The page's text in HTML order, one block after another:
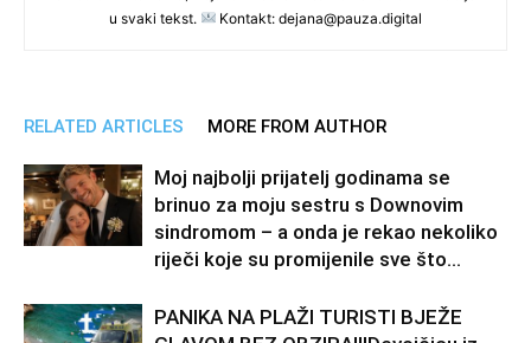
u svaki tekst.
Kontakt: dejana@pauza.digital
RELATED ARTICLES MORE FROM AUTHOR
Moj najbolji prijatelj godinama se
brinuo za moju sestru s Downovim
sindromom – a onda je rekao nekoliko
riječi koje su promijenile sve što...
PANIKA NA PLAŽI TURISTI BJEŽE